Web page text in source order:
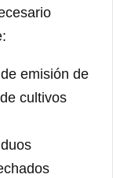
emisión de
cultivos